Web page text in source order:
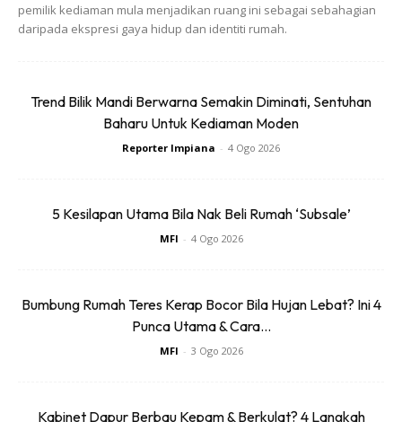
Klik link ini untuk join telegram grup
Geng Dekor Impiana:
https://t.me/gengdekorimpiana
Ads
pemilik kediaman mula menjadikan ruang ini sebagai sebahagian
daripada ekspresi gaya hidup dan identiti rumah.
Trend Bilik Mandi Berwarna Semakin Diminati, Sentuhan
Baharu Untuk Kediaman Moden
Reporter Impiana - 4 Ogo 2026
5 Kesilapan Utama Bila Nak Beli Rumah ‘Subsale’
MFI - 4 Ogo 2026
Bumbung Rumah Teres Kerap Bocor Bila Hujan Lebat? Ini 4
Punca Utama & Cara...
MFI - 3 Ogo 2026
Kabinet Dapur Berbau Kepam & Berkulat? 4 Langkah